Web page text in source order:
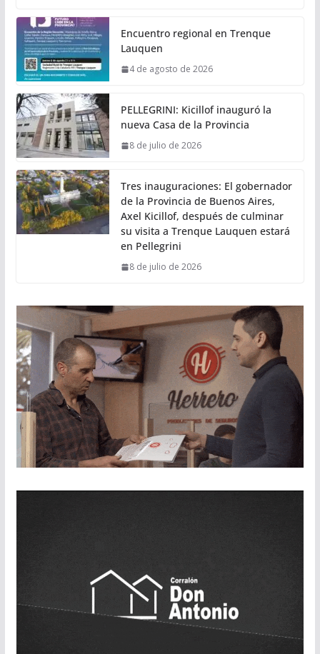
Encuentro regional en Trenque
Lauquen
4 de agosto de 2026
PELLEGRINI: Kicillof inauguró la
nueva Casa de la Provincia
8 de julio de 2026
Tres inauguraciones: El gobernador
de la Provincia de Buenos Aires,
Axel Kicillof, después de culminar
su visita a Trenque Lauquen estará
en Pellegrini
8 de julio de 2026